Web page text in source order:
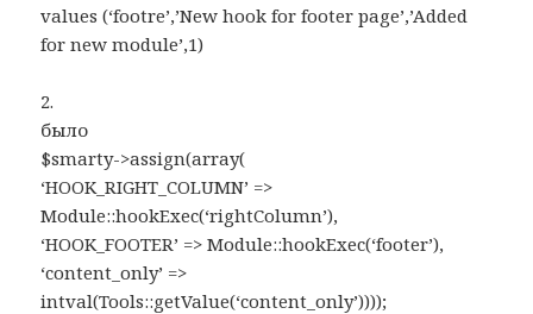
values (‘footre’,’New hook for footer page’,’Added
for new module’,1)
2.
было
$smarty->assign(array(
‘HOOK_RIGHT_COLUMN’ =>
Module::hookExec(‘rightColumn’),
‘HOOK_FOOTER’ => Module::hookExec(‘footer’),
‘content_only’ =>
intval(Tools::getValue(‘content_only’))));